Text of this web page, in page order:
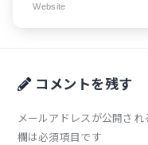
Website
コメントを残す
メールアドレスが公開され
欄は必須項目です